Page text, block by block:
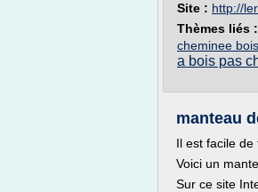
Site : http://
Thèmes liés :
cheminee
a bois pas
manteau
Il est facile de
Voici un
Sur ce site